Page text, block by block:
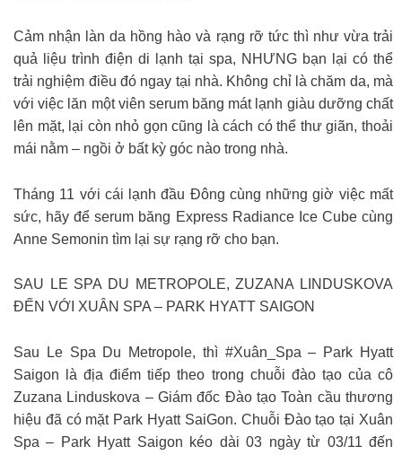
Cảm nhận làn da hồng hào và rạng rỡ tức thì như vừa trải
quả liệu trình điện di lạnh tại spa, NHƯNG bạn lại có thể
trải nghiệm điều đó ngay tại nhà. Không chỉ là chăm da, mà
với việc lăn một viên serum băng mát lạnh giàu dưỡng chất
lên mặt, lại còn nhỏ gọn cũng là cách có thể thư giãn, thoải
mái nằm – ngồi ở bất kỳ góc nào trong nhà.
Tháng 11 với cái lạnh đầu Đông cùng những giờ việc mất
sức, hãy để serum băng Express Radiance Ice Cube cùng
Anne Semonin tìm lại sự rạng rỡ cho bạn.
SAU LE SPA DU METROPOLE, ZUZANA LINDUSKOVA
ĐẾN VỚI XUÂN SPA – PARK HYATT SAIGON
Sau Le Spa Du Metropole, thì #Xuân_Spa – Park Hyatt
Saigon là địa điểm tiếp theo trong chuỗi đào tạo của cô
Zuzana Linduskova – Giám đốc Đào tạo Toàn cầu thương
hiệu đã có mặt Park Hyatt SaiGon. Chuỗi Đào tạo tại Xuân
Spa – Park Hyatt Saigon kéo dài 03 ngày từ 03/11 đến